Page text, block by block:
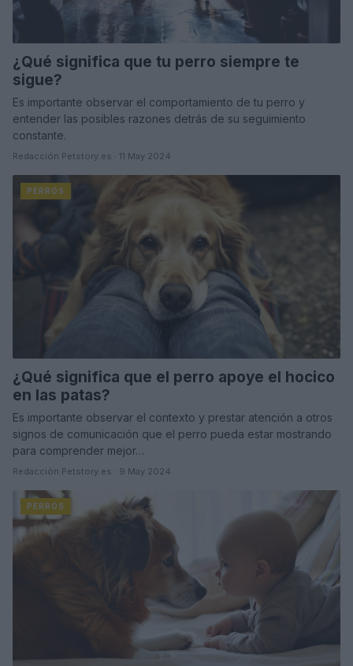
¿Qué significa que tu perro siempre te
sigue?
Es importante observar el comportamiento de tu perro y
entender las posibles razones detrás de su seguimiento
constante.
Redacción Petstory.es · 11 May 2024
PERROS
¿Qué significa que el perro apoye el hocico
en las patas?
Es importante observar el contexto y prestar atención a otros
signos de comunicación que el perro pueda estar mostrando
para comprender mejor…
Redacción Petstory.es · 9 May 2024
PERROS